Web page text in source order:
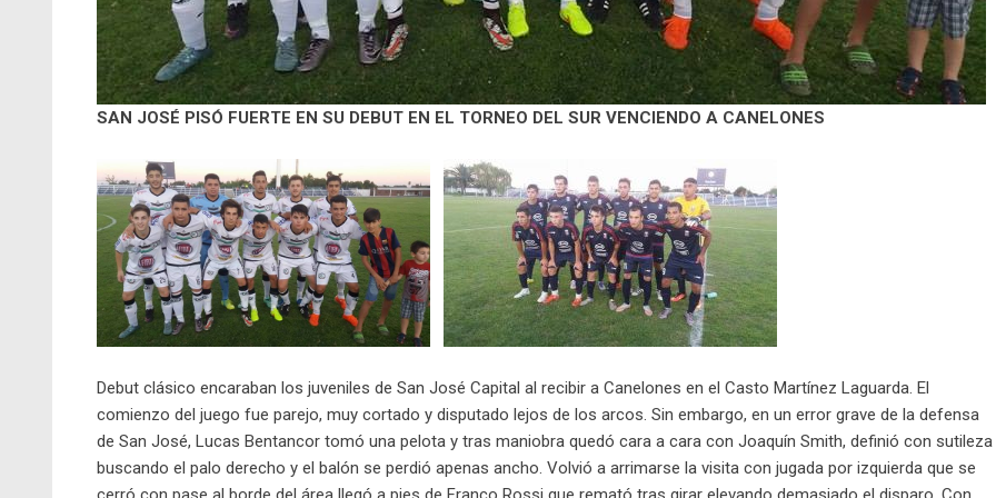
SAN JOSÉ PISÓ FUERTE EN SU DEBUT EN EL TORNEO DEL SUR VENCIENDO A CANELONES
Debut clásico encaraban los juveniles de San José Capital al recibir a Canelones en el Casto Martínez Laguarda. El
comienzo del juego fue parejo, muy cortado y disputado lejos de los arcos. Sin embargo, en un error grave de la defensa
de San José, Lucas Bentancor tomó una pelota y tras maniobra quedó cara a cara con Joaquín Smith, definió con sutileza
buscando el palo derecho y el balón se perdió apenas ancho. Volvió a arrimarse la visita con jugada por izquierda que se